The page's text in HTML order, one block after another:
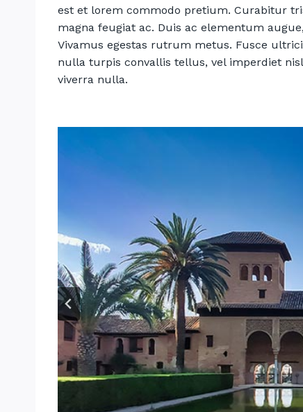
est et lorem commodo pretium. Curabitur
magna feugiat ac. Duis ac elementum
Vivamus egestas rutrum metus. Fusce
nulla turpis convallis tellus, vel imperdiet
viverra nulla.